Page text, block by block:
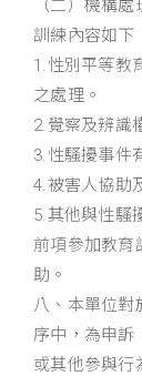
（二）機構
訓練內容如下
1.性別平等教
之處理。
2.覺察及辨識
3.性騷擾事件
4.被害人協助
5.其他與性騷
前項參加教育
助。
八、本單位對
序中，為申訴
或其他參與行